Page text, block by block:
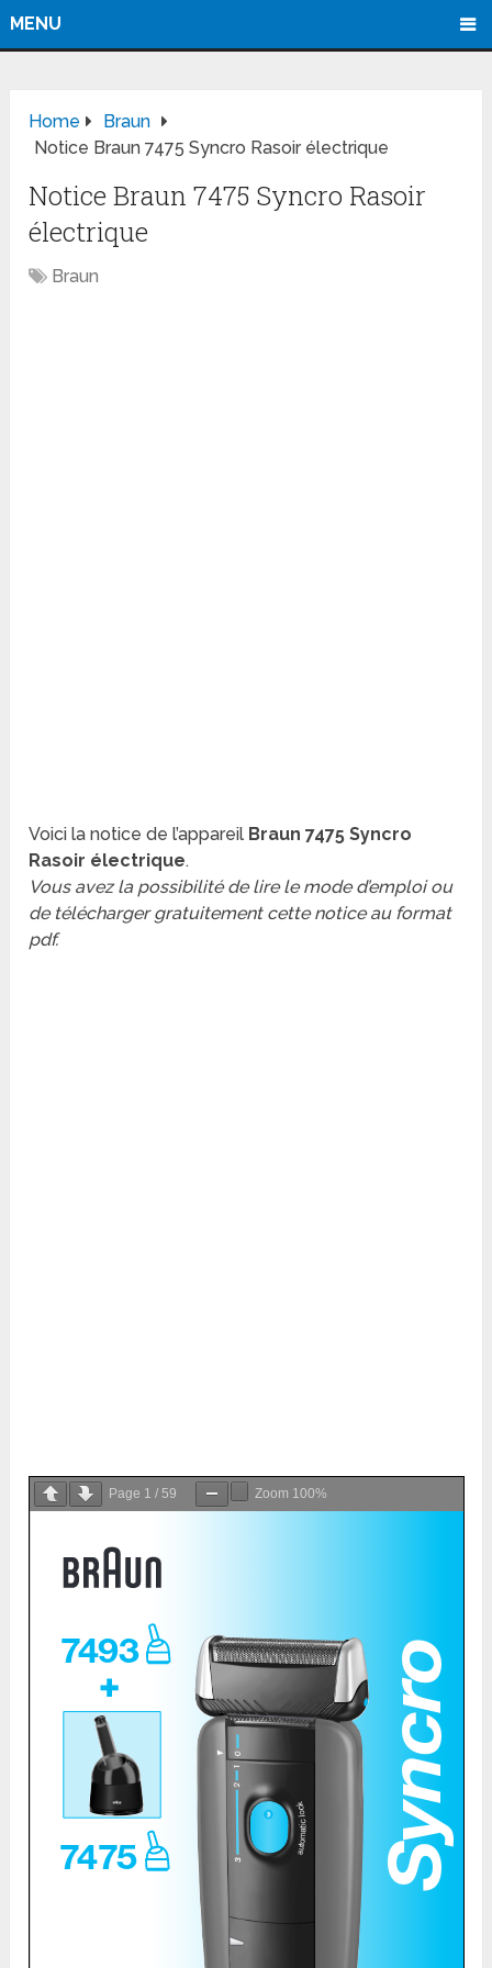
MENU
Home
Braun
Notice Braun 7475 Syncro Rasoir électrique
Notice Braun 7475 Syncro Rasoir
électrique
Braun
Voici la notice de l’appareil Braun 7475 Syncro
Rasoir électrique.
Vous avez la possibilité de lire le mode d’emploi ou
de télécharger gratuitement cette notice au format
pdf.
Page 1 /59 Zoom 100%